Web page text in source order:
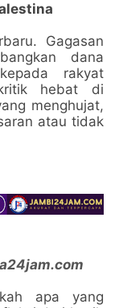
Gagasan
dana
rakyat
hebat di
menghujat,
atau tidak
apa yang